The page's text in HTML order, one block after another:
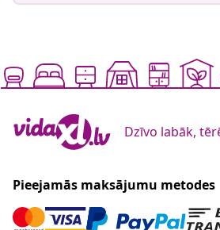
Dzīvo labāk,
Pieejamās maksājumu metodes